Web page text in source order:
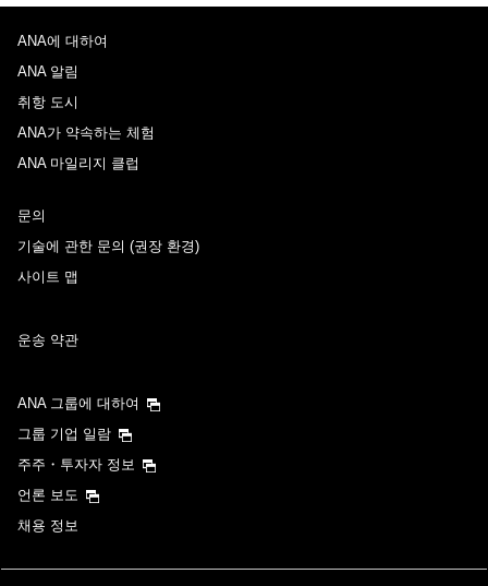
ANA에 대하여
ANA 알림
취항 도시
ANA가 약속하는 체험
ANA 마일리지 클럽
문의
기술에 관한 문의 (권장 환경)
사이트 맵
운송 약관
ANA 그룹에 대하여
그룹 기업 일람
주주・투자자 정보
언론 보도
채용 정보